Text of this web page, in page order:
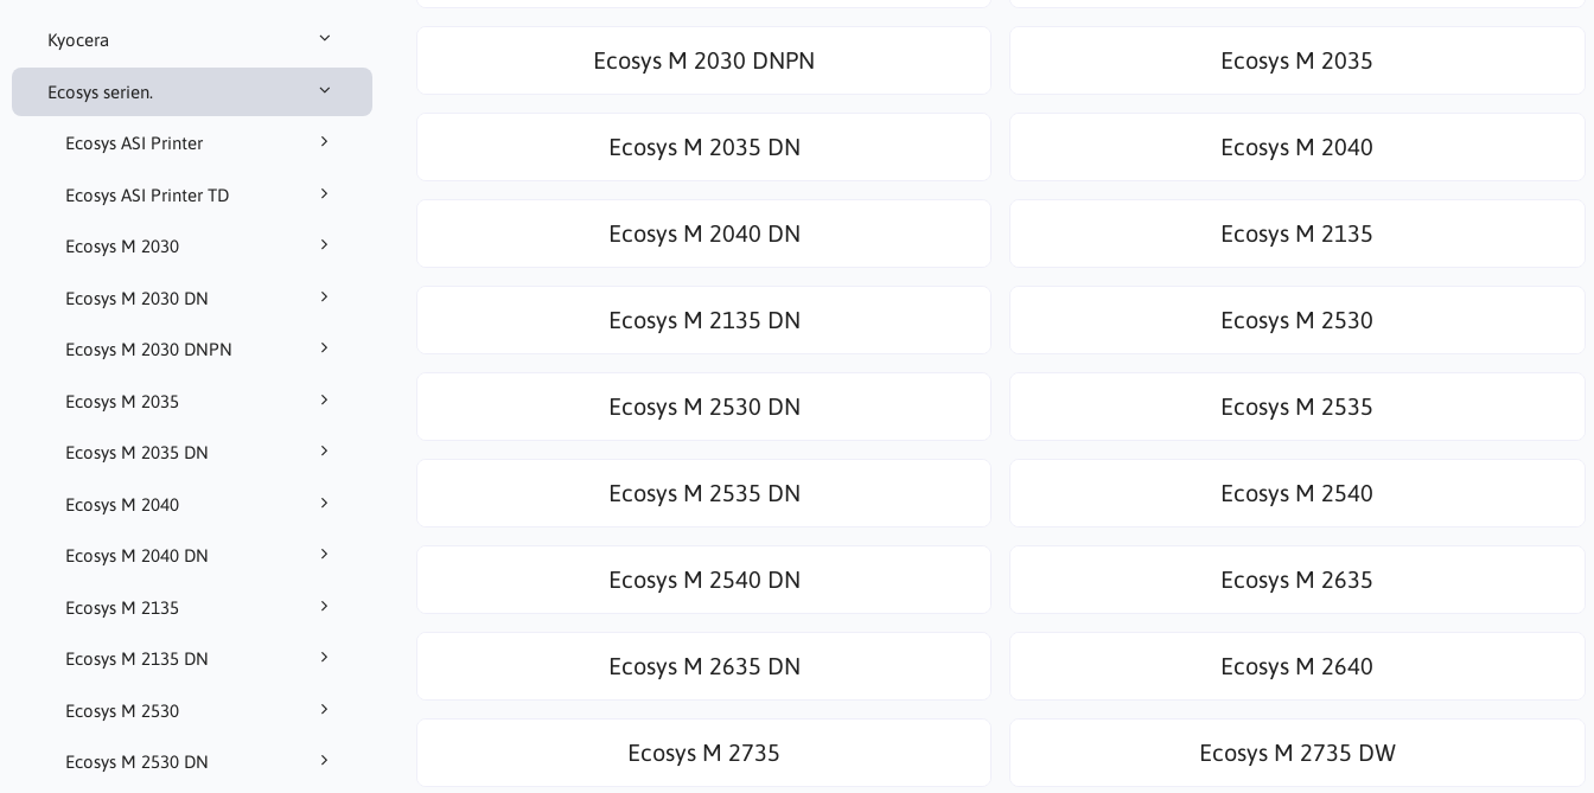
Kyocera
Ecosys serien.
Ecosys ASI Printer
Ecosys ASI Printer TD
Ecosys M 2030
Ecosys M 2030 DN
Ecosys M 2030 DNPN
Ecosys M 2035
Ecosys M 2035 DN
Ecosys M 2040
Ecosys M 2040 DN
Ecosys M 2135
Ecosys M 2135 DN
Ecosys M 2530
Ecosys M 2530 DN
Ecosys M 2030 DNPN Ecosys M 2035
Ecosys M 2035 DN Ecosys M 2040
Ecosys M 2040 DN Ecosys M 2135
Ecosys M 2135 DN Ecosys M 2530
Ecosys M 2530 DN Ecosys M 2535
Ecosys M 2535 DN Ecosys M 2540
Ecosys M 2540 DN Ecosys M 2635
Ecosys M 2635 DN Ecosys M 2640
Ecosys M 2735 Ecosys M 2735 DW